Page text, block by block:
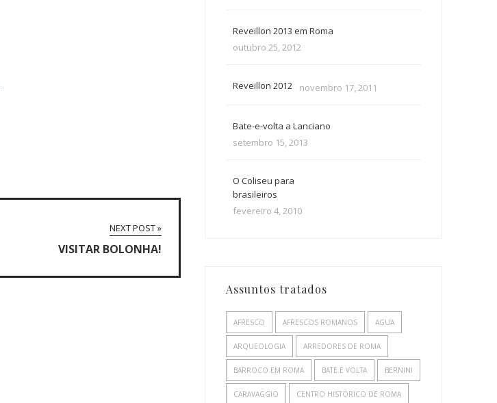
NEXT POST »
VISITAR BOLONHA!
Reveillon 2013 em Roma
outubro 25, 2012
Reveillon 2012 novembro 17, 2011
Bate-e-volta a Lanciano
setembro 15, 2013
O Coliseu para
brasileiros
fevereiro 4, 2010
Assuntos tratados
AFRESCO AFRESCOS ROMANOS AGUA
ARQUEOLOGIA ARREDORES DE ROMA
BARROCO EM ROMA BATE E VOLTA BERNINI
CARAVAGGIO CENTRO HISTÓRICO DE ROMA